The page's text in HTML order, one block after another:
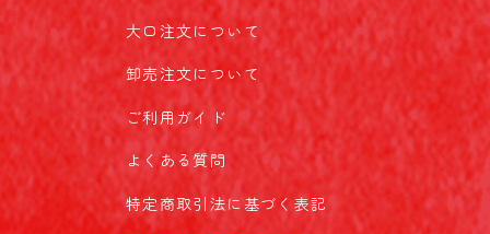
大口注文について
卸売注文について
ご利用ガイド
よくある質問
特定商取引法に基づく表記